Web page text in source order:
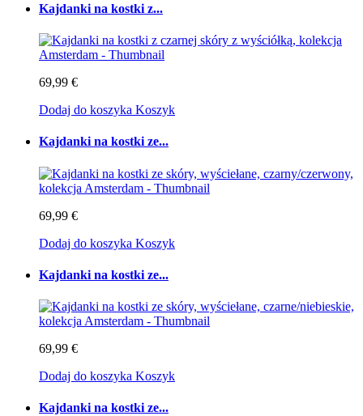
Kajdanki na kostki z...
69,99 €
Dodaj do koszyka Koszyk
Kajdanki na kostki ze...
69,99 €
Dodaj do koszyka Koszyk
Kajdanki na kostki ze...
69,99 €
Dodaj do koszyka Koszyk
Kajdanki na kostki ze...